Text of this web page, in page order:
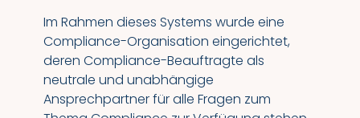
Im Rahmen dieses Systems wurde eine
Compliance-Organisation eingerichtet,
deren Compliance-Beauftragte als
neutrale und unabhängige
Ansprechpartner für alle Fragen zum